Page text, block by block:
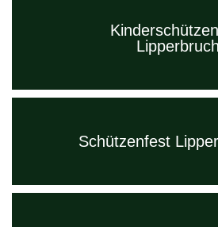
Lipperbruch
Schützenfest